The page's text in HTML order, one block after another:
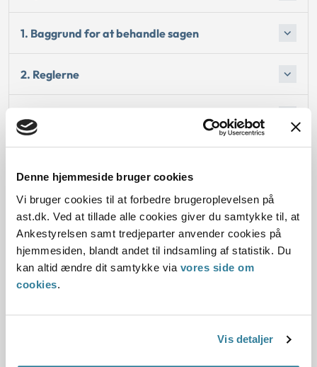
Denne hjemmeside bruger cookies
Vi bruger cookies til at forbedre brugeroplevelsen på
ast.dk. Ved at tillade alle cookies giver du samtykke til, at
Ankestyrelsen samt tredjeparter anvender cookies på
hjemmesiden, blandt andet til indsamling af statistik. Du
kan altid ændre dit samtykke via vores side om
cookies.
Vis detaljer
1. Baggrund for at behandle sagen
2. Reglerne
Bemærkninger til klagen
Oplysninger i sagen
Dato for underskrift